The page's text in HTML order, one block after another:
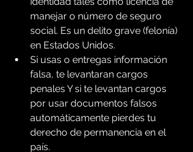
manejar o número de seguro
social. Es un delito grave (felonía)
en Estados Unidos.
Si usas o entregas información
falsa, te levantaran cargos
penales Y si te levantan cargos
por usar documentos falsos
automáticamente pierdes tu
derecho de permanencia en el
país.